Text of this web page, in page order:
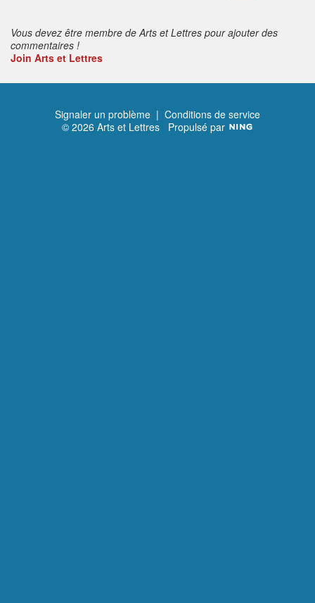
Vous devez être membre de Arts et Lettres pour ajouter des
commentaires !
Join Arts et Lettres
Signaler un problème | Conditions de service
© 2026 Arts et Lettres Propulsé par